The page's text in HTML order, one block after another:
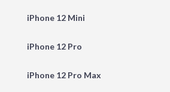
iPhone 12 Mini
iPhone 12 Pro
iPhone 12 Pro Max